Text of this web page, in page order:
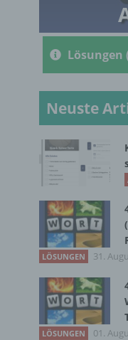
Lösungen
Neuste
LÖSUNGEN 31.
LÖSUNGEN 01.